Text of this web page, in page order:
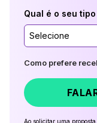
Qual é o seu
Selecione
Como prefere
Ao solicitar uma